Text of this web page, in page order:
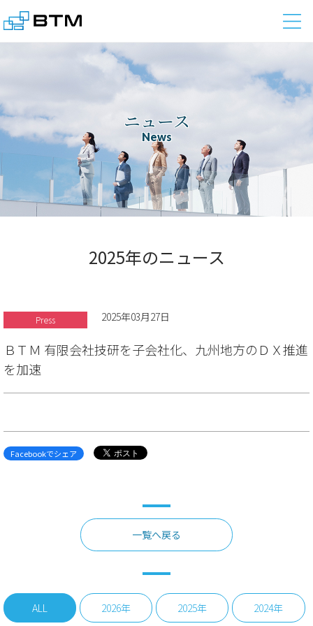
ニュース
News
2025年のニュース
2025年03月27日
Press
ＢＴＭ 有限会社技研を子会社化、九州地方のＤＸ推進
を加速
Facebookでシェア
一覧へ戻る
ALL 2026年 2025年 2024年